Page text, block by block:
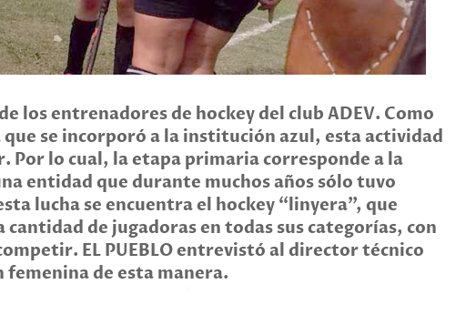
los entrenadores de hockey del club ADEV. Como
se incorporó a la institución azul, esta actividad
Por lo cual, la etapa primaria corresponde a la
entidad que durante muchos años sólo tuvo
lucha se encuentra el hockey “linyera”, que
cantidad de jugadoras en todas sus categorías, con
EL PUEBLO entrevistó al director técnico
de esta manera.